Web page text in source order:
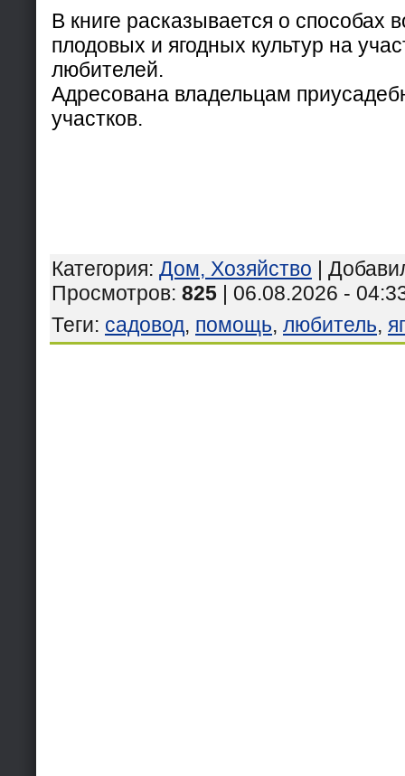
В книге расказывается о способах
плодовых и ягодных культур на
любителей.
Адресована владельцам
участков.
Категория: Дом, Хозяйство |
Просмотров: 825 | 06.08.2026 -
Теги: садовод, помощь, любитель,